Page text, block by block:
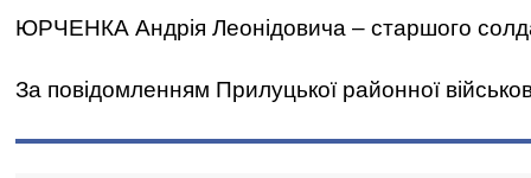
ЮРЧЕНКА Андрія Леонідовича – старшого
За повідомленням Прилуцької районної